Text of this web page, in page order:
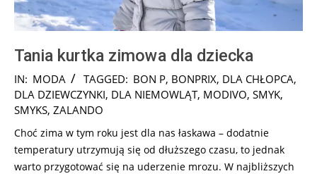
Tania kurtka zimowa dla dziecka
2024-
12-
05
IN: MODA TAGGED: BON P, BONPRIX, DLA CHŁOPCA,
DLA DZIEWCZYNKI, DLA NIEMOWLĄT, MODIVO, SMYK,
SMYKS, ZALANDO
Choć zima w tym roku jest dla nas łaskawa – dodatnie
temperatury utrzymują się od dłuższego czasu, to jednak
warto przygotować się na uderzenie mrozu. W najbliższych